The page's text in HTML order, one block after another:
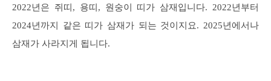
2022년은 쥐띠, 용띠, 원숭이 띠가 삼재입니다. 2022년부터
2024년까지 같은 띠가 삼재가 되는 것이지요. 2025년에서나
삼재가 사라지게 됩니다.